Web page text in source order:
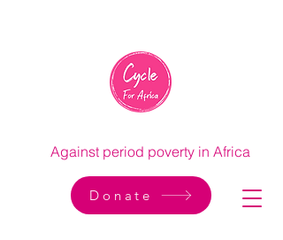
Against period poverty in Africa
Donate